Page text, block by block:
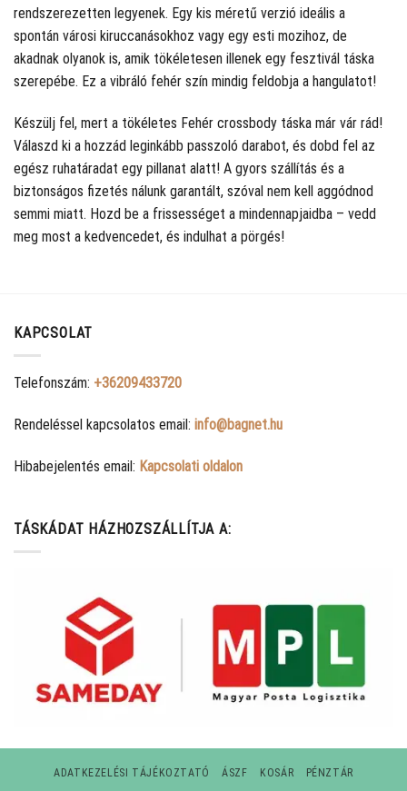
rendszerezetten legyenek. Egy kis méretű verzió ideális a
spontán városi kiruccanásokhoz vagy egy esti mozihoz, de
akadnak olyanok is, amik tökéletesen illenek egy fesztivál táska
szerepébe. Ez a vibráló fehér szín mindig feldobja a hangulatot!
Készülj fel, mert a tökéletes Fehér crossbody táska már vár rád!
Válaszd ki a hozzád leginkább passzoló darabot, és dobd fel az
egész ruhatáradat egy pillanat alatt! A gyors szállítás és a
biztonságos fizetés nálunk garantált, szóval nem kell aggódnod
semmi miatt. Hozd be a frissességet a mindennapjaidba – vedd
meg most a kedvencedet, és indulhat a pörgés!
KAPCSOLAT
Telefonszám: +36209433720
Rendeléssel kapcsolatos email: info@bagnet.hu
Hibabejelentés email: Kapcsolati oldalon
TÁSKÁDAT HÁZHOZSZÁLLÍTJA A:
ADATKEZELÉSI TÁJÉKOZTATÓ ÁSZF KOSÁR PÉNZTÁR